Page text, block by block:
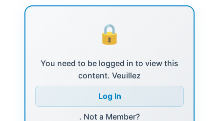
You need to be logged in to view this
content. Veuillez
Log In
. Not a Member?